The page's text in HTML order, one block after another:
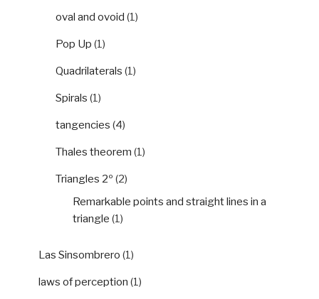
oval and ovoid (1)
Pop Up (1)
Quadrilaterals (1)
Spirals (1)
tangencies (4)
Thales theorem (1)
Triangles 2º (2)
Remarkable points and straight lines in a
triangle (1)
Las Sinsombrero (1)
laws of perception (1)